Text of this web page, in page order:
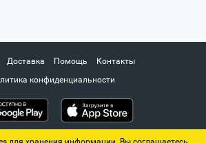
Доставка Помощь
Контакты
конфиденциальности